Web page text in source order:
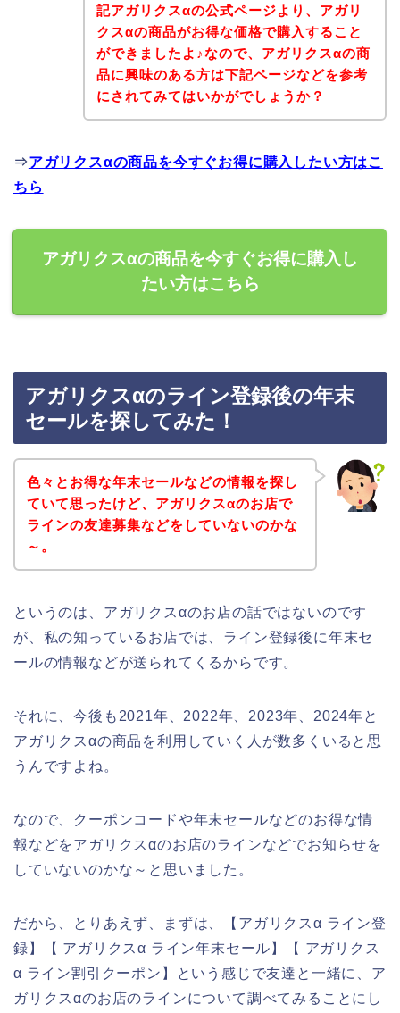
記アガリクスαの公式ページより、アガリ
クスαの商品がお得な価格で購入すること
ができましたよ♪なので、アガリクスαの商
品に興味のある方は下記ページなどを参考
にされてみてはいかがでしょうか？
⇒アガリクスαの商品を今すぐお得に購入したい方はこ
ちら
アガリクスαの商品を今すぐお得に購入し
たい方はこちら
アガリクスαのライン登録後の年末
セールを探してみた！
色々とお得な年末セールなどの情報を探し
ていて思ったけど、アガリクスαのお店で
ラインの友達募集などをしていないのかな
～。
というのは、アガリクスαのお店の話ではないのです
が、私の知っているお店では、ライン登録後に年末セ
ールの情報などが送られてくるからです。
それに、今後も2021年、2022年、2023年、2024年と
アガリクスαの商品を利用していく人が数多くいると思
うんですよね。
なので、クーポンコードや年末セールなどのお得な情
報などをアガリクスαのお店のラインなどでお知らせを
していないのかな～と思いました。
だから、とりあえず、まずは、【アガリクスα ライン登
録】【 アガリクスα ライン年末セール】【 アガリクス
α ライン割引クーポン】という感じで友達と一緒に、ア
ガリクスαのお店のラインについて調べてみることにし